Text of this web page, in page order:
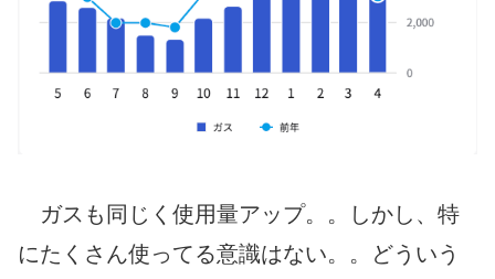
ガスも同じく使用量アップ。。しかし、特
にたくさん使ってる意識はない。。どういう